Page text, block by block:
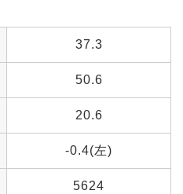
37.3
50.6
20.6
-0.4(左)
5624